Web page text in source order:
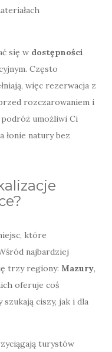
się w dostępności
Często
więc rezerwacja z
rozczarowaniem i
podróż umożliwi Ci
łonie natury bez
które
najbardziej
trzy regiony: Mazury,
oferuje coś
ciszy, jak i dla
turystów